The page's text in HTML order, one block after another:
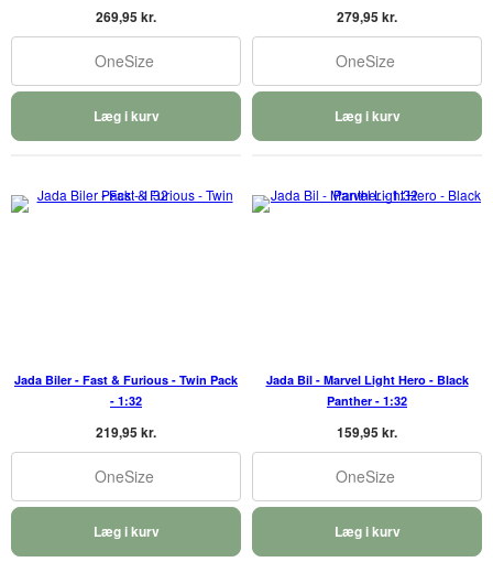
269,95 kr.
OneSize
Læg i kurv
279,95 kr.
OneSize
Læg i kurv
Jada Biler - Fast & Furious - Twin Pack
- 1:32
219,95 kr.
OneSize
Læg i kurv
Jada Bil - Marvel Light Hero - Black
Panther - 1:32
159,95 kr.
OneSize
Læg i kurv